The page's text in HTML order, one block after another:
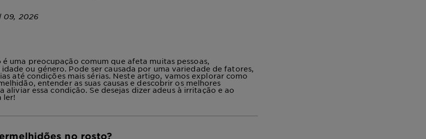
09, 2026
é uma preocupação comum que afeta muitas pessoas,
ou género. Pode ser causada por uma variedade de fatores,
até condições mais sérias. Neste artigo, vamos explorar como
entender as suas causas e descobrir os melhores
aliviar essa condição. Se desejas dizer adeus à irritação e ao
ler!
no rosto?